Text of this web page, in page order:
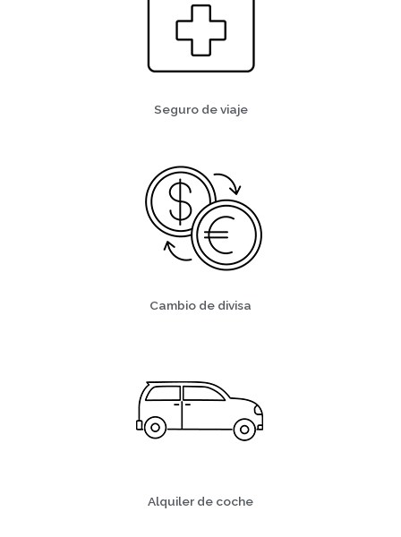
Seguro de viaje
Cambio de divisa
Alquiler de coche